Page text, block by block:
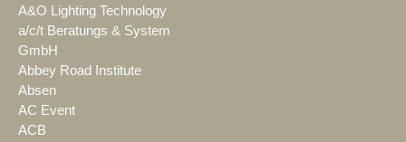
A&O Lighting Technology
a/c/t Beratungs & System
GmbH
Abbey Road Institute
Absen
AC Event
ACB